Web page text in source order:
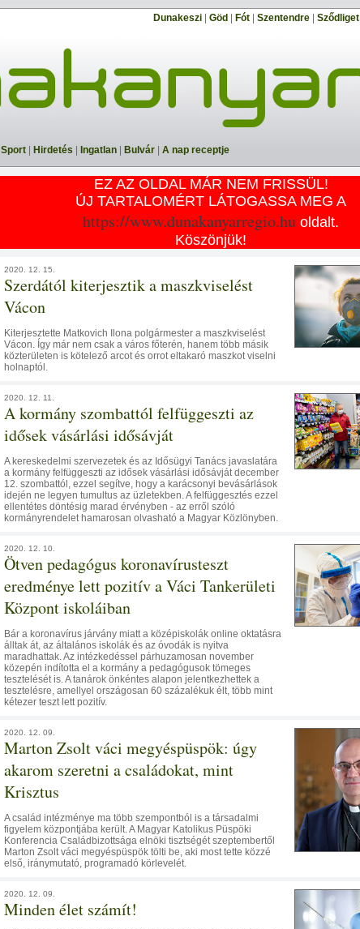
Dunakeszi Göd Fót Szentendre Sződliget
Sport Hirdetés Ingatlan Bulvár A nap receptje
EZ AZ OLDAL MÁR NEM FRISSÜL!
ÚJ TARTALOMÉRT LÁTOGASSA MEG A
https://www.dunakanyarregio.hu oldalt.
Köszönjük!
2020. 12. 15.
Szerdától kiterjesztik a maszkviselést
Vácon
Kiterjesztette Matkovich Ilona polgármester a maszkviselést
Vácon. Így már nem csak a város főterén, hanem több másik
közterületen is kötelező arcot és orrot eltakaró maszkot viselni
holnaptól.
2020. 12. 11.
A kormány szombattól felfüggeszti az
idősek vásárlási idősávját
A kereskedelmi szervezetek és az Idősügyi Tanács javaslatára
a kormány felfüggeszti az idősek vásárlási idősávját december
12. szombattól, ezzel segítve, hogy a karácsonyi bevásárlások
idején ne legyen tumultus az üzletekben. A felfüggesztés ezzel
ellentétes döntésig marad érvényben - az erről szóló
kormányrendelet hamarosan olvasható a Magyar Közlönyben.
2020. 12. 10.
Ötven pedagógus koronavírusteszt
eredménye lett pozitív a Váci Tankerületi
Központ iskoláiban
Bár a koronavírus járvány miatt a középiskolák online oktatásra
álltak át, az általános iskolák és az óvodák is nyitva
maradhattak. Az intézkedéssel párhuzamosan november
közepén indította el a kormány a pedagógusok tömeges
tesztelését is. A tanárok önkéntes alapon jelentkezhettek a
tesztelésre, amellyel országosan 60 százalékuk élt, több mint
kétezer teszt lett pozitív.
2020. 12. 09.
Marton Zsolt váci megyéspüspök: úgy
akarom szeretni a családokat, mint
Krisztus
A család intézménye ma több szempontból is a társadalmi
figyelem központjába került. A Magyar Katolikus Püspöki
Konferencia Családbizottsága elnöki tisztségét szeptembertől
Marton Zsolt váci megyéspüspök tölti be, aki most tette közzé
első, iránymutató, programadó körlevelét.
2020. 12. 09.
Minden élet számít!